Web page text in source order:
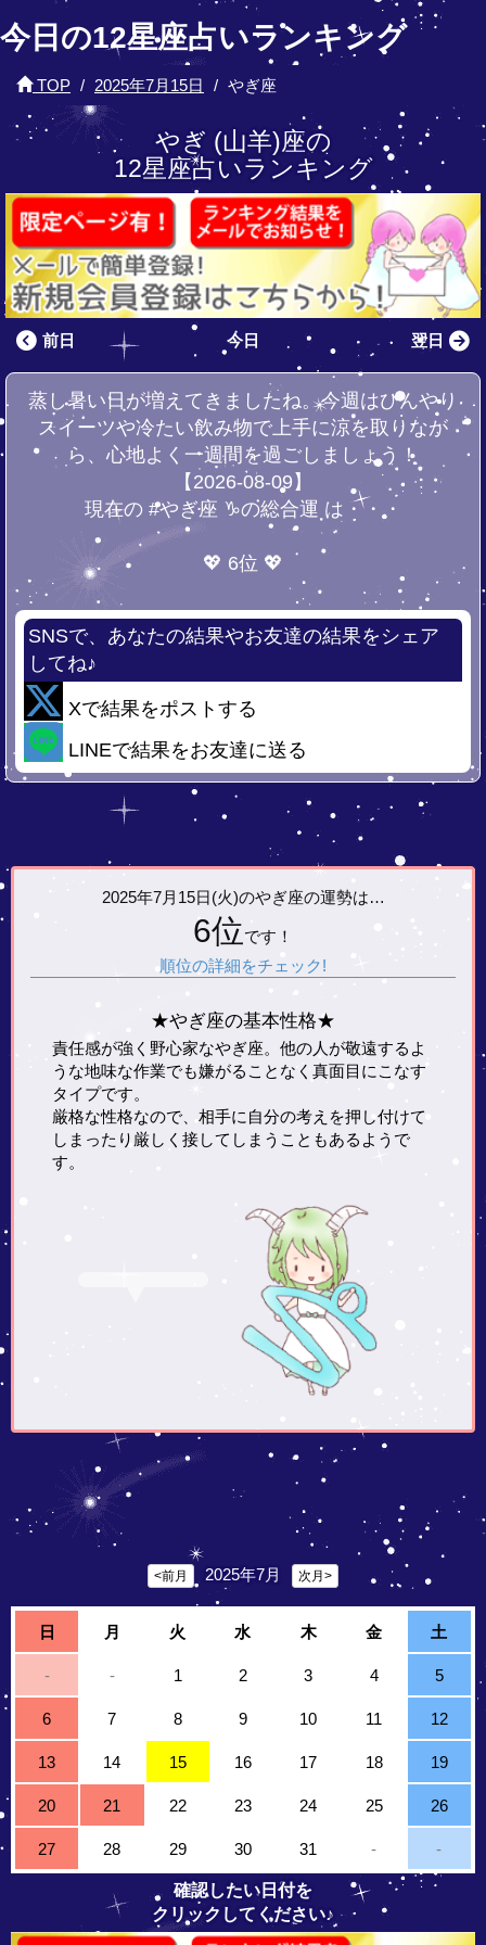
今日の12星座占いランキング
TOP 2025年7月15日 やぎ座
やぎ (山羊)座の
12星座占いランキング
前日 今日 翌日
蒸し暑い日が増えてきましたね。今週はひんやり
スイーツや冷たい飲み物で上手に涼を取りなが
ら、心地よく一週間を過ごしましょう！
【2026-08-09】
現在の #やぎ座 ♑の総合運 は・・・
💖 6位 💖
SNSで、あなたの結果やお友達の結果をシェア
してね♪
Xで結果をポストする
LINEで結果をお友達に送る
2025年7月15日(火)のやぎ座の運勢は…
6位です！
順位の詳細をチェック!
★やぎ座の基本性格★
責任感が強く野心家なやぎ座。他の人が敬遠するよ
うな地味な作業でも嫌がることなく真面目にこなす
タイプです。
厳格な性格なので、相手に自分の考えを押し付けて
しまったり厳しく接してしまうこともあるようで
す。
<前月 2025年7月 次月>
日 月 火 水 木 金 土
- - 1 2 3 4 5
6 7 8 9 10 11 12
13 14 15 16 17 18 19
20 21 22 23 24 25 26
27 28 29 30 31 - -
確認したい日付を
クリックしてください♪